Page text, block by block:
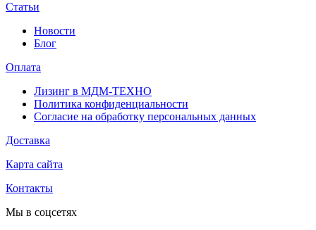
Статьи
Новости
Блог
Оплата
Лизинг в МДМ-ТЕХНО
Политика конфиденциальности
Согласие на обработку персональных данных
Доставка
Карта сайта
Контакты
Мы в соцсетях